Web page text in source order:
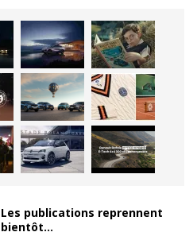
Les publications reprennent
bientôt…